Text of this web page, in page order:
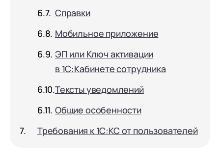
Справки
Мобильное приложение
ЭП или Ключ активации
в 1С:Кабинете сотрудника
Тексты уведомлений
Общие особенности
Требования к 1С:КС от пользователей
1С:CRM
Лицензии 1С
Сервисы 1С
1С:Контрагент
1С-Отчетность
1С:Фреш